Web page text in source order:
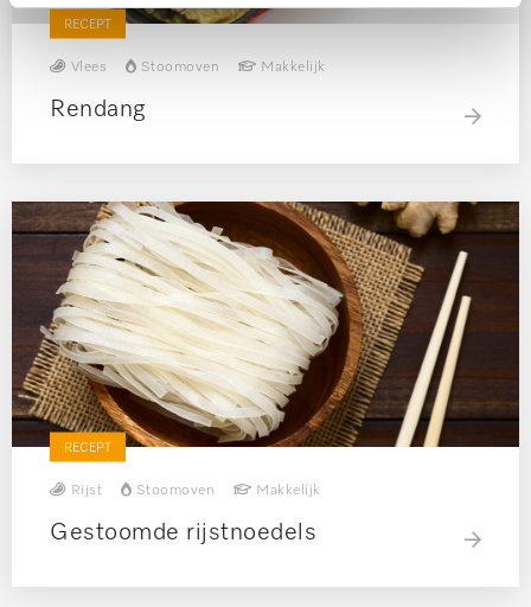
RECEPT
Vlees Stoomoven Makkelijk
Rendang
RECEPT
Rijst Stoomoven Makkelijk
Gestoomde rijstnoedels